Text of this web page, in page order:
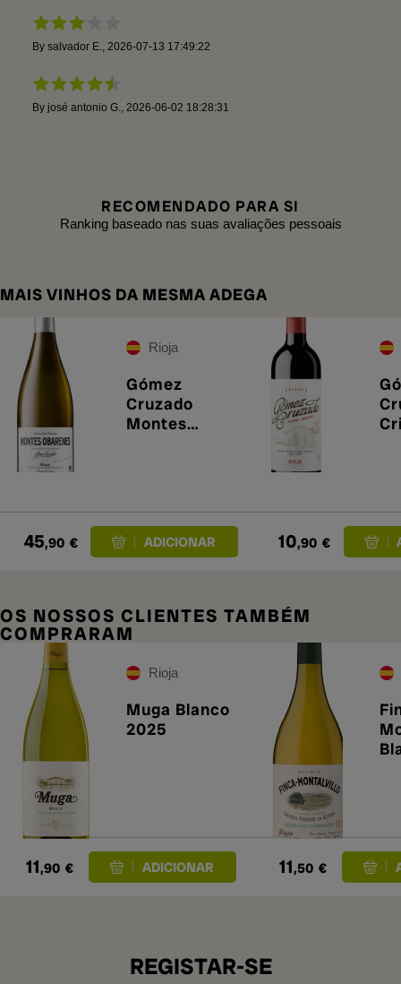
By salvador E. 2026-07-13 17:49:22
By josé antonio G. 2026-06-02 18:28:31
RECOMENDADO PARA SI
Ranking baseado nas suas avaliações pessoais
MAIS VINHOS DA MESMA ADEGA
Rioja
Gómez
Cruzado
Montes
45,90 € 10,90 €
OS NOSSOS CLIENTES TAMBÉM
COMPRARAM
Rioja
Muga Blanco
2025
11,90 € 11,50 €
REGISTAR-SE